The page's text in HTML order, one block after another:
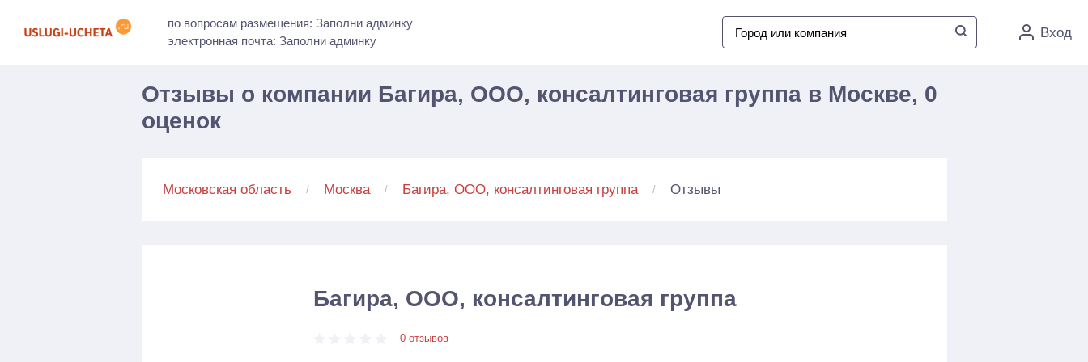
по вопросам размещения: Заполни админку
электронная почта: Заполни админку
Вход
Отзывы о компании Багира, ООО, консалтинговая группа в Москве, 0
оценок
Московская область Москва Багира, ООО, консалтинговая группа Отзывы
Багира, ООО, консалтинговая группа
0 отзывов